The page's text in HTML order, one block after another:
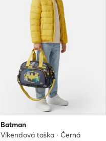
Batman
Víkendová taška · Černá